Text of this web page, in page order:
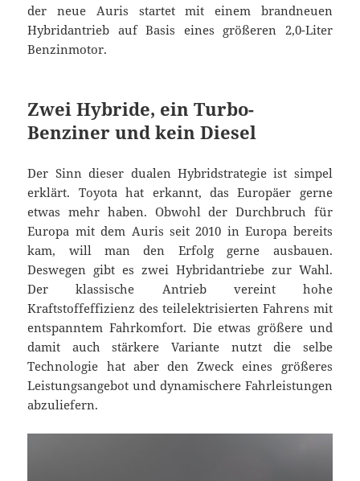
der neue Auris startet mit einem brandneuen
Hybridantrieb auf Basis eines größeren 2,0-Liter
Benzinmotor.
Zwei Hybride, ein Turbo-
Benziner und kein Diesel
Der Sinn dieser dualen Hybridstrategie ist simpel
erklärt. Toyota hat erkannt, das Europäer gerne
etwas mehr haben. Obwohl der Durchbruch für
Europa mit dem Auris seit 2010 in Europa bereits
kam, will man den Erfolg gerne ausbauen.
Deswegen gibt es zwei Hybridantriebe zur Wahl.
Der klassische Antrieb vereint hohe
Kraftstoffeffizienz des teilelektrisierten Fahrens mit
entspanntem Fahrkomfort. Die etwas größere und
damit auch stärkere Variante nutzt die selbe
Technologie hat aber den Zweck eines größeres
Leistungsangebot und dynamischere Fahrleistungen
abzuliefern.